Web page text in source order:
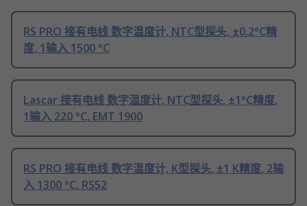
RS PRO 接有电线 数字温度计, NTC型探头, ±0.2°C精
度, 1输入 1500 °C
Lascar 接有电线 数字温度计, NTC型探头, ±1°C精度,
1输入 220 °C, EMT 1900
RS PRO 接有电线 数字温度计, K型探头, ±1 K精度, 2输
入 1300 °C, RS52